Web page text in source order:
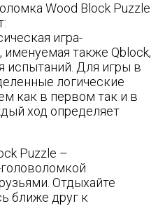
Wood Block Puzzle
игра-
также Qblock,
испытаний. Для игры в
логические
как в первом так и в
ход определяет
Puzzle –
Отдыхайте
ближе друг к